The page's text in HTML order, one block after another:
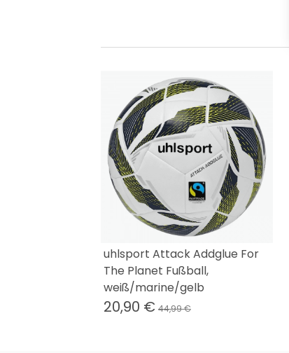
uhlsport Attack Addglue For
The Planet Fußball,
weiß/marine/gelb
20,90 € 44,99 €